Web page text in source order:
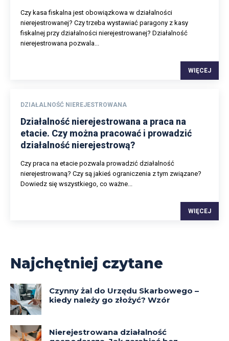
Czy kasa fiskalna jest obowiązkowa w działalności
nierejestrowanej? Czy trzeba wystawiać paragony z kasy
fiskalnej przy działalności nierejestrowanej? Działalność
nierejestrowana pozwala...
WIĘCEJ
DZIAŁALNOŚĆ NIEREJESTROWANA
Działalność nierejestrowana a praca na
etacie. Czy można pracować i prowadzić
działalność nierejestrową?
Czy praca na etacie pozwala prowadzić działalność
nierejestrowaną? Czy są jakieś ograniczenia z tym związane?
Dowiedz się wszystkiego, co ważne...
WIĘCEJ
Najchętniej czytane
Czynny żal do Urzędu Skarbowego –
kiedy należy go złożyć? Wzór
Nierejestrowana działalność